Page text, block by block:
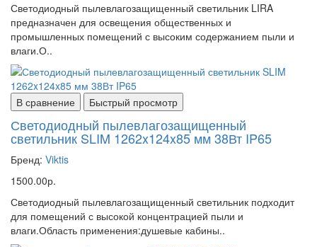
Светодиодный пылевлагозащищенный светильник LIRA
предназначен для освещения общественных и
промышленных помещений с высоким содержанием пыли и
влаги.О..
В сравнение Быстрый просмотр
Светодиодный пылевлагозащищенный
светильник SLIM 1262x124x85 мм 38Вт IP65
Бренд: Viktis
1500.00р.
Светодиодный пылевлагозащищенный светильник подходит
для помещений с высокой концентрацией пыли и
влаги.Область применения:душевые кабины..